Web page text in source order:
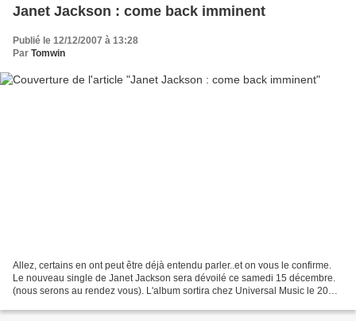
Janet Jackson : come back imminent
Publié le 12/12/2007 à 13:28
Par Tomwin
Allez, certains en ont peut être déjà entendu parler..et on vous le confirme.
Le nouveau single de Janet Jackson sera dévoilé ce samedi 15 décembre.
(nous serons au rendez vous). L'album sortira chez Universal Music le 20